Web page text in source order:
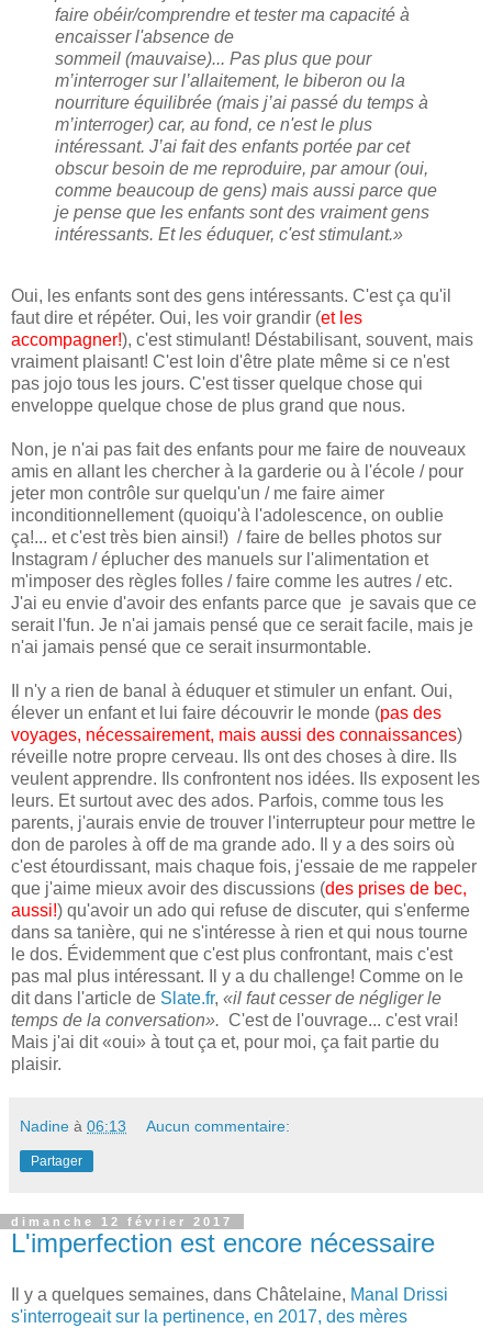
faire obéir/comprendre et tester ma capacité à
encaisser l'absence de
sommeil (mauvaise)... Pas plus que pour
m’interroger sur l’allaitement, le biberon ou la
nourriture équilibrée (mais j’ai passé du temps à
m’interroger) car, au fond, ce n'est le plus
intéressant. J’ai fait des enfants portée par cet
obscur besoin de me reproduire, par amour (oui,
comme beaucoup de gens) mais aussi parce que
je pense que les enfants sont des vraiment gens
intéressants. Et les éduquer, c'est stimulant.»
Oui, les enfants sont des gens intéressants. C'est ça qu'il
faut dire et répéter. Oui, les voir grandir (et les
accompagner!), c'est stimulant! Déstabilisant, souvent, mais
vraiment plaisant! C'est loin d'être plate même si ce n'est
pas jojo tous les jours. C'est tisser quelque chose qui
enveloppe quelque chose de plus grand que nous.
Non, je n'ai pas fait des enfants pour me faire de nouveaux
amis en allant les chercher à la garderie ou à l'école / pour
jeter mon contrôle sur quelqu'un / me faire aimer
inconditionnellement (quoiqu'à l'adolescence, on oublie
ça!... et c'est très bien ainsi!) / faire de belles photos sur
Instagram / éplucher des manuels sur l'alimentation et
m'imposer des règles folles / faire comme les autres / etc.
J'ai eu envie d'avoir des enfants parce que je savais que ce
serait l'fun. Je n'ai jamais pensé que ce serait facile, mais je
n'ai jamais pensé que ce serait insurmontable.
Il n'y a rien de banal à éduquer et stimuler un enfant. Oui,
élever un enfant et lui faire découvrir le monde (pas des
voyages, nécessairement, mais aussi des connaissances)
réveille notre propre cerveau. Ils ont des choses à dire. Ils
veulent apprendre. Ils confrontent nos idées. Ils exposent les
leurs. Et surtout avec des ados. Parfois, comme tous les
parents, j'aurais envie de trouver l'interrupteur pour mettre le
don de paroles à off de ma grande ado. Il y a des soirs où
c'est étourdissant, mais chaque fois, j'essaie de me rappeler
que j'aime mieux avoir des discussions (des prises de bec,
aussi!) qu'avoir un ado qui refuse de discuter, qui s'enferme
dans sa tanière, qui ne s'intéresse à rien et qui nous tourne
le dos. Évidemment que c'est plus confrontant, mais c'est
pas mal plus intéressant. Il y a du challenge! Comme on le
dit dans l'article de Slate.fr, «il faut cesser de négliger le
temps de la conversation». C'est de l'ouvrage... c'est vrai!
Mais j'ai dit «oui» à tout ça et, pour moi, ça fait partie du
plaisir.
Nadine à 06:13 Aucun commentaire:
Partager
dimanche 12 février 2017
L'imperfection est encore nécessaire
Il y a quelques semaines, dans Châtelaine, Manal Drissi
s'interrogeait sur la pertinence, en 2017, des mères